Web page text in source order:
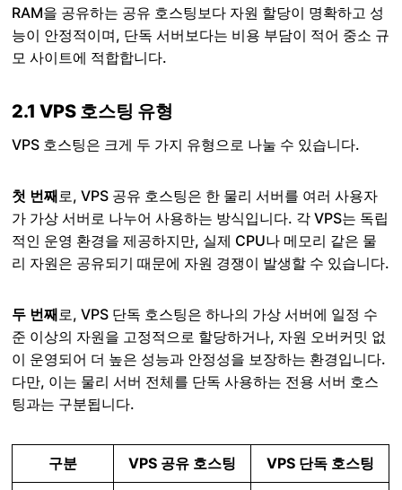
RAM을 공유하는 공유 호스팅보다 자원 할당이 명확하고 성
능이 안정적이며, 단독 서버보다는 비용 부담이 적어 중소 규
모 사이트에 적합합니다.
2.1 VPS 호스팅 유형
VPS 호스팅은 크게 두 가지 유형으로 나눌 수 있습니다.
첫 번째로, VPS 공유 호스팅은 한 물리 서버를 여러 사용자
가 가상 서버로 나누어 사용하는 방식입니다. 각 VPS는 독립
적인 운영 환경을 제공하지만, 실제 CPU나 메모리 같은 물
리 자원은 공유되기 때문에 자원 경쟁이 발생할 수 있습니다.
두 번째로, VPS 단독 호스팅은 하나의 가상 서버에 일정 수
준 이상의 자원을 고정적으로 할당하거나, 자원 오버커밋 없
이 운영되어 더 높은 성능과 안정성을 보장하는 환경입니다.
다만, 이는 물리 서버 전체를 단독 사용하는 전용 서버 호스
팅과는 구분됩니다.
구분 VPS 공유 호스팅 VPS 단독 호스팅